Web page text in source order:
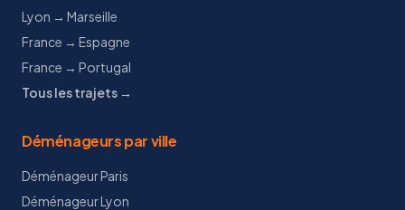
Lyon → Marseille
France → Espagne
France → Portugal
Tous les trajets →
Déménageurs par ville
Déménageur Paris
Déménageur Lyon